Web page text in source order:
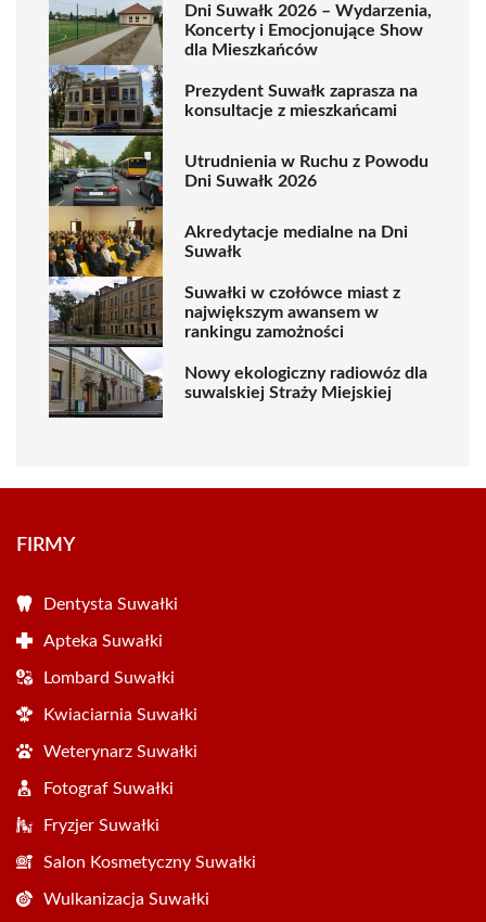
Dni Suwałk 2026 – Wydarzenia,
Koncerty i Emocjonujące Show
dla Mieszkańców
Prezydent Suwałk zaprasza na
konsultacje z mieszkańcami
Utrudnienia w Ruchu z Powodu
Dni Suwałk 2026
Akredytacje medialne na Dni
Suwałk
Suwałki w czołówce miast z
największym awansem w
rankingu zamożności
Nowy ekologiczny radiowóz dla
suwalskiej Straży Miejskiej
FIRMY
Dentysta Suwałki
Apteka Suwałki
Lombard Suwałki
Kwiaciarnia Suwałki
Weterynarz Suwałki
Fotograf Suwałki
Fryzjer Suwałki
Salon Kosmetyczny Suwałki
Wulkanizacja Suwałki